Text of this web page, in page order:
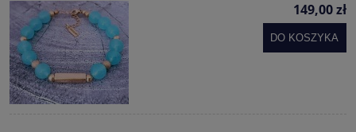
149,00 zł
DO KOSZYKA